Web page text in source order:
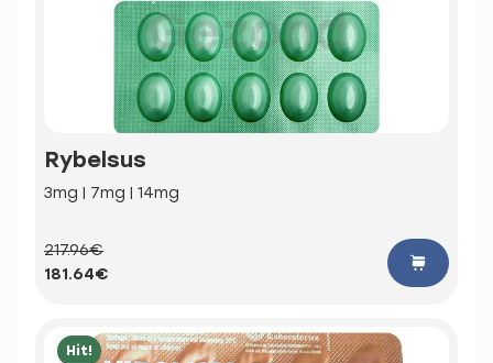
Rybelsus
3mg | 7mg | 14mg
217.96€
181.64€
Hit!